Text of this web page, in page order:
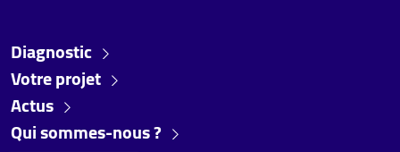
Diagnostic
Votre projet
Actus
Qui sommes-nous ?